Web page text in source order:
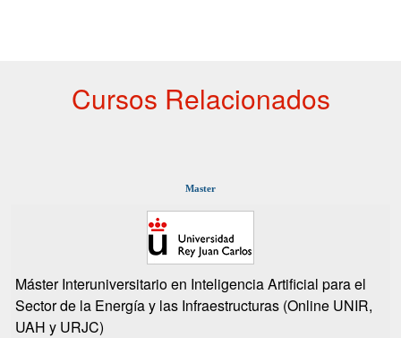
Cursos Relacionados
Master
Máster Interuniversitario en Inteligencia Artificial para el
Sector de la Energía y las Infraestructuras (Online UNIR,
UAH y URJC)